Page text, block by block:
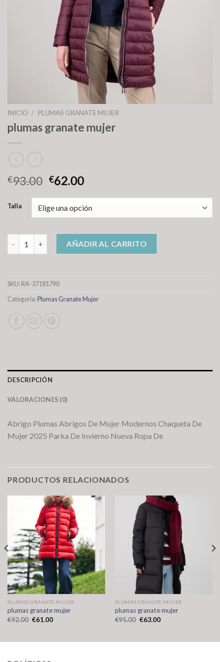
INICIO / PLUMAS GRANATE MUJER
plumas granate mujer
€93.00 €62.00
Talla
plumas granate mujer cantidadAÑADIR AL CARRITO
SKU:RA-37181790
Categoría:Plumas Granate Mujer
DESCRIPCIÓN
VALORACIONES (0)
Abrigo Plumas Abrigos De Mujer Modernos Chaqueta De
Mujer 2025 Parka De Invierno Nueva Ropa De
PRODUCTOS RELACIONADOS
PLUMAS GRANATE MUJER
plumas granate mujer
€92.00 €61.00
PLUMAS GRANATE MUJER
plumas granate mujer
€95.00 €63.00